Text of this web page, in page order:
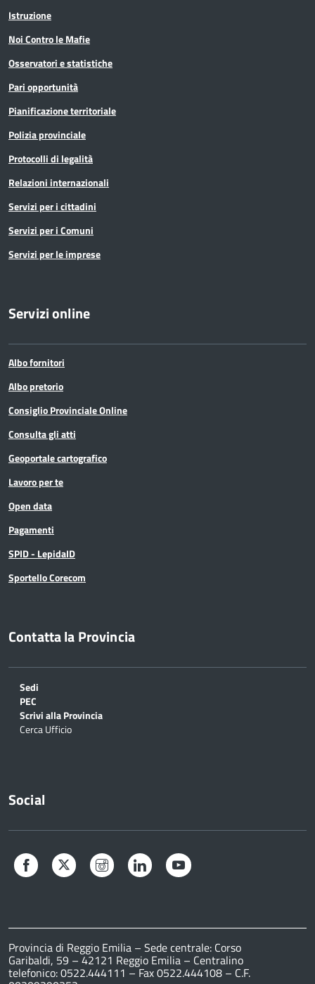
Istruzione
Noi Contro le Mafie
Osservatori e statistiche
Pari opportunità
Pianificazione territoriale
Polizia provinciale
Protocolli di legalità
Relazioni internazionali
Servizi per i cittadini
Servizi per i Comuni
Servizi per le imprese
Servizi online
Albo fornitori
Albo pretorio
Consiglio Provinciale Online
Consulta gli atti
Geoportale cartografico
Lavoro per te
Open data
Pagamenti
SPID - LepidaID
Sportello Corecom
Contatta la Provincia
Sedi
PEC
Scrivi alla Provincia
Cerca Ufficio
Social
Facebook Twitter Instagram LinkedIn
Provincia di Reggio Emilia – Sede centrale: Corso
Garibaldi, 59 – 42121 Reggio Emilia – Centralino
telefonico: 0522.444111 – Fax 0522.444108 – C.F.